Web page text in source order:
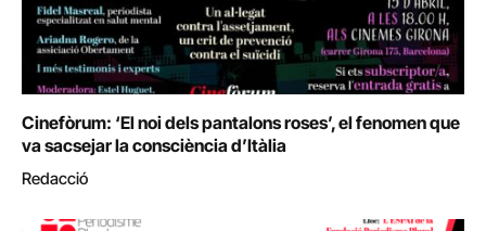
Cinefòrum: ‘El noi dels pantalons roses’, el fenomen que
va sacsejar la consciència d’Itàlia
Redacció